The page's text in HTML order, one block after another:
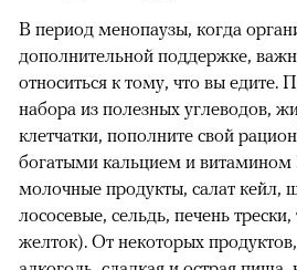
В период менопаузы, когда
дополнительной поддержке,
относиться к тому, что вы едите.
набора из полезных углеводов,
клетчатки, пополните свой
богатыми кальцием и витамином
молочные продукты, салат кейл,
лососевые, сельдь, печень
желток). От некоторых